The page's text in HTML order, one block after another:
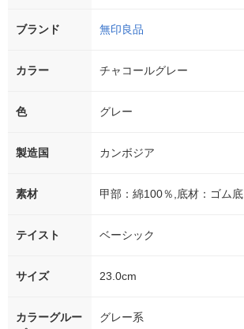
ブランド 無印良品
カラー チャコールグレー
色 グレー
製造国 カンボジア
素材 甲部：綿100％,底材：ゴム底
テイスト ベーシック
サイズ 23.0cm
カラーグルー
グレー系